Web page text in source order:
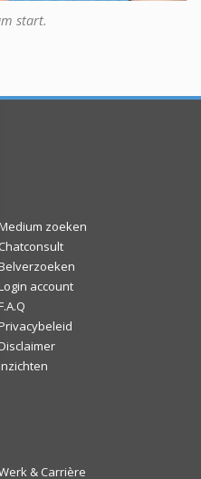
start.
zoeken
Chatconsult
account
& Carrière